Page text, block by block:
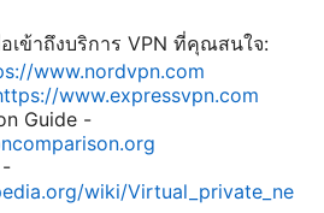
เข้าถึงบริการ VPN ที่คุณสนใจ:
www.nordvpn.com
www.expressvpn.com
Guide -
-
wiki/Virtual_private_ne